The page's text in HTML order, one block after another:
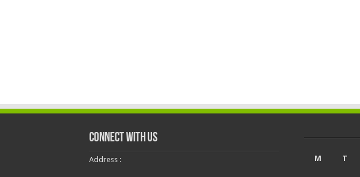
Connect With Us
Address :
M
T